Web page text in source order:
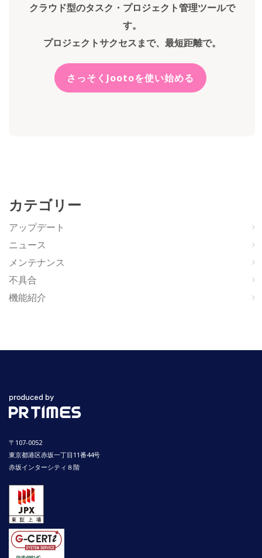
クラウド型のタスク・プロジェクト管理ツールで
す。
プロジェクトサクセスまで、最短距離で。
さっそくJootoを使い始める
カテゴリー
アップデート
ニュース
メンテナンス
不具合
機能紹介
〒107-0052
東京都港区赤坂一丁目11番44号
赤坂インターシティ８階